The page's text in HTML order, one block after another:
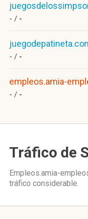
- / -
- / -
empleos.amia-
- / -
Tráfico de
Empleos.amia-
tráfico considerable.